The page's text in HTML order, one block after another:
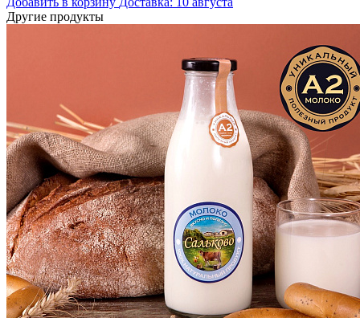
Другие продукты